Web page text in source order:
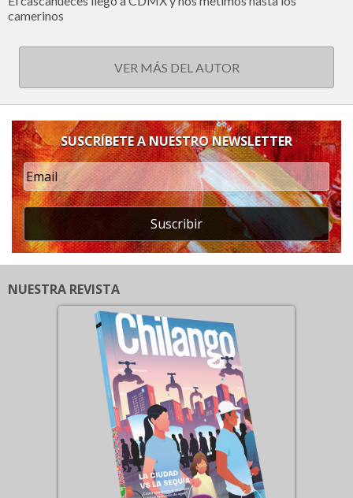
camerinos
VER MÁS DEL AUTOR
SUSCRÍBETE A NUESTRO NEWSLETTER
Suscribir
NUESTRA REVISTA